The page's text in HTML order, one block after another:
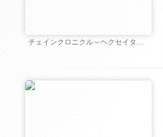
チェインクロニクル～ヘクセイタスの閃～